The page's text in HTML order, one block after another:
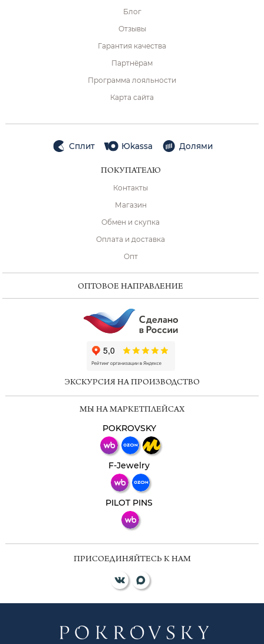
Блог
Отзывы
Гарантия качества
Партнёрам
Программа лояльности
Карта сайта
Сплит Юkassa Долями
ПОКУПАТЕЛЮ
Контакты
Магазин
Обмен и скупка
Оплата и доставка
Опт
ОПТОВОЕ НАПРАВЛЕНИЕ
ЭКСКУРСИЯ НА ПРОИЗВОДСТВО
МЫ НА МАРКЕТПЛЕЙСАХ
POKROVSKY
F-Jewelry
PILOT PINS
ПРИСОЕДИНЯЙТЕСЬ К НАМ